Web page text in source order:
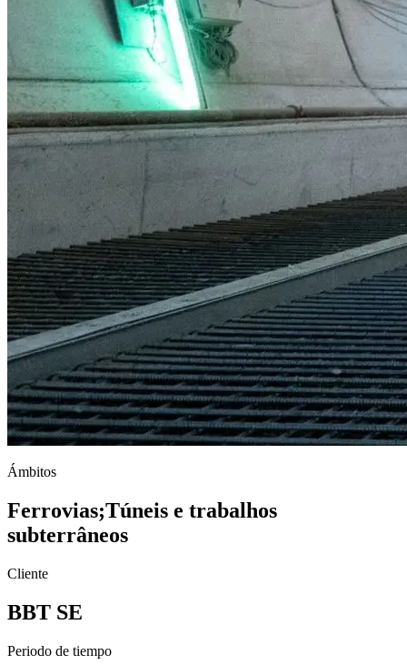
Ámbitos
Ferrovias;Túneis e trabalhos
subterrâneos
Cliente
BBT SE
Periodo de tiempo